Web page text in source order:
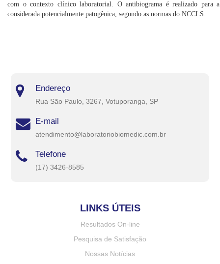
com o contexto clínico laboratorial. O antibiograma é realizado para
considerada potencialmente patogênica, segundo as normas do NCCLS.
Endereço
Rua São Paulo, 3267, Votuporanga, SP
E-mail
atendimento@laboratoriobiomedic.com.br
Telefone
(17) 3426-8585
LINKS ÚTEIS
Resultados On-line
Pesquisa de Satisfação
Nossas Notícias